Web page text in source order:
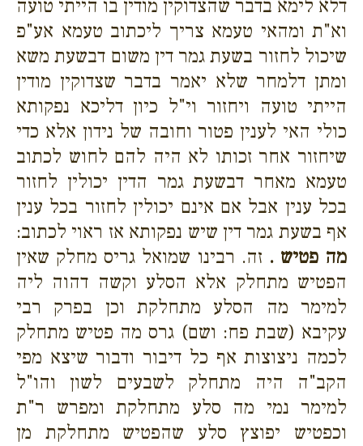
דלא לימא בדבר שהצדוקין מודין בו הייתי טועה
וא"ת ומהאי טעמא צריך ליכתוב טעמא אע"פ
שיכול לחזור בשעת גמר דין משום דבשעת משא
ומתן דלמחר שלא יאמר בדבר שצדוקין מודין
הייתי טועה ויחזור וי"ל כיון דליכא נפקותא
כולי האי לענין פטור וחובה של נידון אלא כדי
שיחזור אחר זכותו לא היה להם לחוש לכתוב
טעמא מאחר דבשעת גמר הדין יכולין לחזור
בכל ענין אבל אם אינם יכולין לחזור בכל ענין
אף בשעת גמר דין שיש נפקותא אז ראוי לכתוב:
מה פטיש . זה. רבינו שמואל גריס מחלק שאין
הפטיש מתחלק אלא הסלע וקשה דהוה ליה
למימר מה הסלע מתחלקת וכן בפרק רבי
עקיבא (שבת פח: ושם) גרס מה פטיש מתחלק
לכמה ניצוצות אף כל דיבור ודבור שיצא מפי
הקב"ה היה מתחלק לשבעים לשון והו"ל
למימר נמי מה סלע מתחלקת ומפרש ר"ת
וכפטיש יפוצץ סלע שהפטיש מתחלקת מן